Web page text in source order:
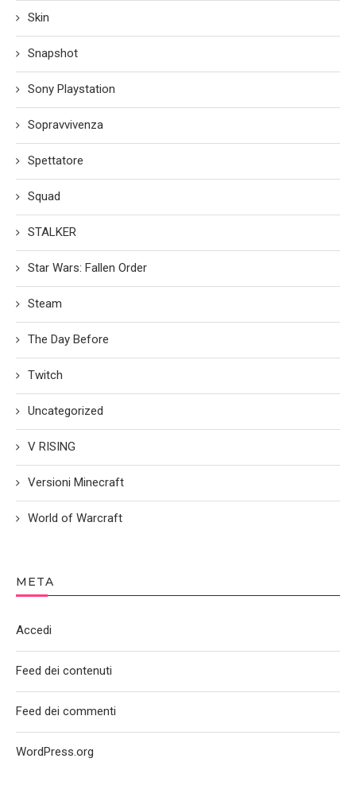
Skin
Snapshot
Sony Playstation
Sopravvivenza
Spettatore
Squad
STALKER
Star Wars: Fallen Order
Steam
The Day Before
Twitch
Uncategorized
V RISING
Versioni Minecraft
World of Warcraft
META
Accedi
Feed dei contenuti
Feed dei commenti
WordPress.org